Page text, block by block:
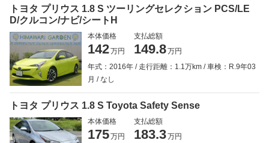
トヨタ プリウス 1.8 S ツーリングセレクション PCS/LE
D/クルコン/ナビ/シートH
本体価格
142万円
支払総額
149.8万円
年式：2016年
走行距離：1.1万km
車検：R.9年03
月
なし
トヨタ プリウス 1.8 S Toyota Safety Sense
本体価格
175万円
支払総額
183.3万円